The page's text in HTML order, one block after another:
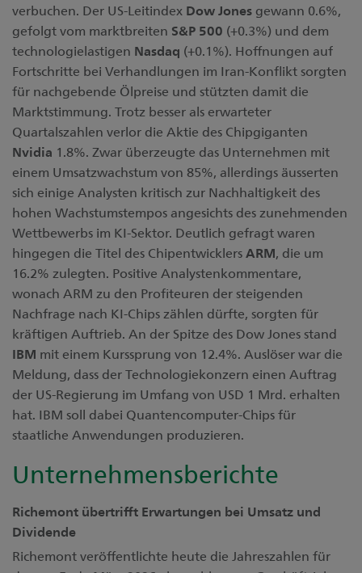
verbuchen. Der US-Leitindex Dow Jones gewann 0.6%,
gefolgt vom marktbreiten S&P 500 (+0.3%) und dem
technologielastigen Nasdaq (+0.1%). Hoffnungen auf
Fortschritte bei Verhandlungen im Iran-Konflikt sorgten
für nachgebende Ölpreise und stützten damit die
Marktstimmung. Trotz besser als erwarteter
Quartalszahlen verlor die Aktie des Chipgiganten
Nvidia 1.8%. Zwar überzeugte das Unternehmen mit
einem Umsatzwachstum von 85%, allerdings äusserten
sich einige Analysten kritisch zur Nachhaltigkeit des
hohen Wachstumstempos angesichts des zunehmenden
Wettbewerbs im KI-Sektor. Deutlich gefragt waren
hingegen die Titel des ChipentwicklersARM, die um
16.2% zulegten. Positive Analystenkommentare,
wonach ARM zu den Profiteuren der steigenden
Nachfrage nach KI-Chips zählen dürfte, sorgten für
kräftigen Auftrieb. An der Spitze des Dow Jones stand
IBM mit einem Kurssprung von 12.4%. Auslöser war die
Meldung, dass der Technologiekonzern einen Auftrag
der US-Regierung im Umfang von USD 1 Mrd. erhalten
hat. IBM soll dabei Quantencomputer-Chips für
staatliche Anwendungen produzieren.
Unternehmensberichte
Richemont übertrifft Erwartungen bei Umsatz und
Dividende
Richemont veröffentlichte heute die Jahreszahlen für